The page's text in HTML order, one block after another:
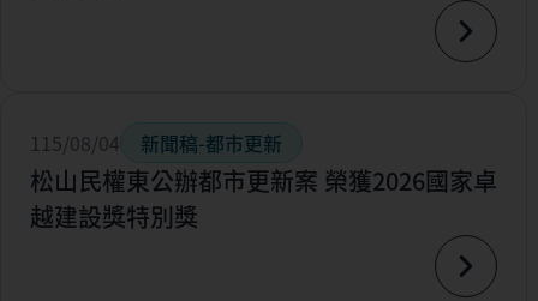
115/08/04 新聞稿-都市更新
松山民權東公辦都市更新案 榮獲2026國家卓
越建設獎特別獎